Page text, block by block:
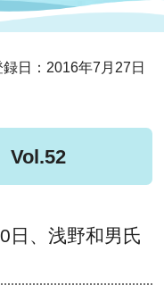
録日：2016年7月27日
Vol.52
日、浅野和男氏